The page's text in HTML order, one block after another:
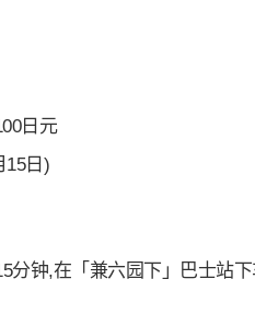
日元
15日)
分钟,在「兼六园下」巴士站